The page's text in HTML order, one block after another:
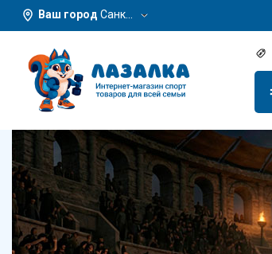
Ваш город Санкт-Петербург